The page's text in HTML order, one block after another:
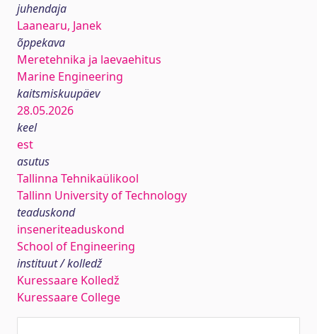
juhendaja
Laanearu, Janek
õppekava
Meretehnika ja laevaehitus
Marine Engineering
kaitsmiskuupäev
28.05.2026
keel
est
asutus
Tallinna Tehnikaülikool
Tallinn University of Technology
teaduskond
inseneriteaduskond
School of Engineering
instituut / kolledž
Kuressaare Kolledž
Kuressaare College